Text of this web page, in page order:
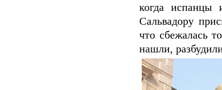
когда испанцы
Сальвадору
что сбежалась
нашли,